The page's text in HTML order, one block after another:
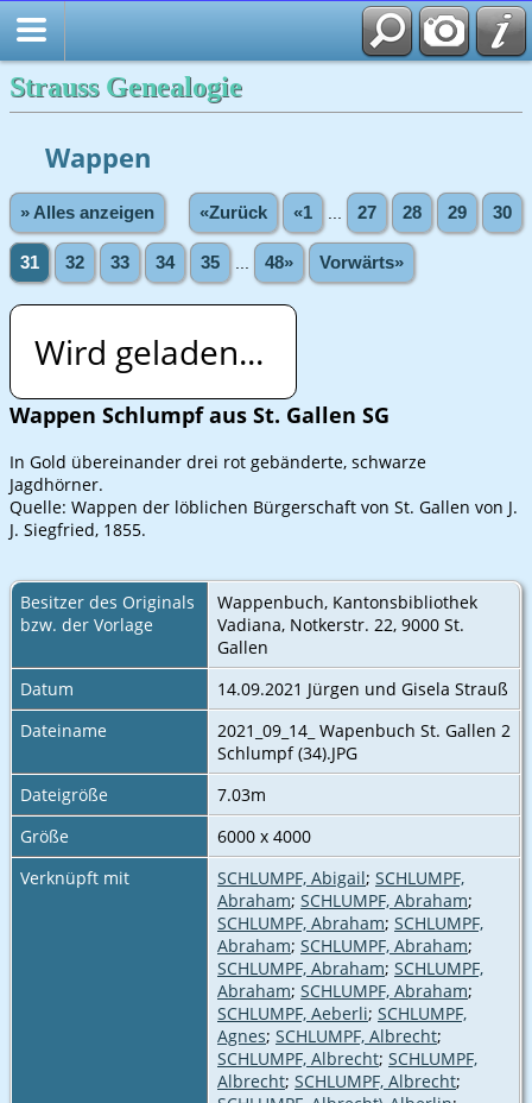
Strauss Genealogie
Wappen
» Alles anzeigen «Zurück «1 27 28 29 30
31 32 33 34 35 48» Vorwärts»
Wird geladen...
Wappen Schlumpf aus St. Gallen SG
In Gold übereinander drei rot gebänderte, schwarze
Jagdhörner.
Quelle: Wappen der löblichen Bürgerschaft von St. Gallen von J.
J. Siegfried, 1855.
Besitzer des Originals
bzw. der Vorlage
Wappenbuch, Kantonsbibliothek
Vadiana, Notkerstr. 22, 9000 St.
Gallen
Datum
14.09.2021 Jürgen und Gisela Strauß
Dateiname
2021_09_14_ Wapenbuch St. Gallen 2
Schlumpf (34).JPG
Dateigröße
7.03m
Größe
6000 x 4000
Verknüpft mit
SCHLUMPF, Abigail; SCHLUMPF,
Abraham; SCHLUMPF, Abraham;
SCHLUMPF, Abraham; SCHLUMPF,
Abraham; SCHLUMPF, Abraham;
SCHLUMPF, Abraham; SCHLUMPF,
Abraham; SCHLUMPF, Abraham;
SCHLUMPF, Aeberli; SCHLUMPF,
Agnes; SCHLUMPF, Albrecht;
SCHLUMPF, Albrecht; SCHLUMPF,
Albrecht; SCHLUMPF, Albrecht;